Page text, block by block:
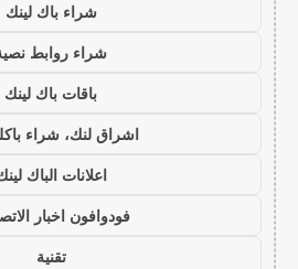
شراء باك لينك
شراء روابط
باقات باك لينك
اشراق لنك، شراء
اعلانات الباك
فودوافون اخبار
تقنية